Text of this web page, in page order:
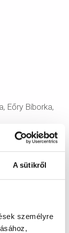
A sütikről
személyre
Eőry Bíborka,
barátai
néni